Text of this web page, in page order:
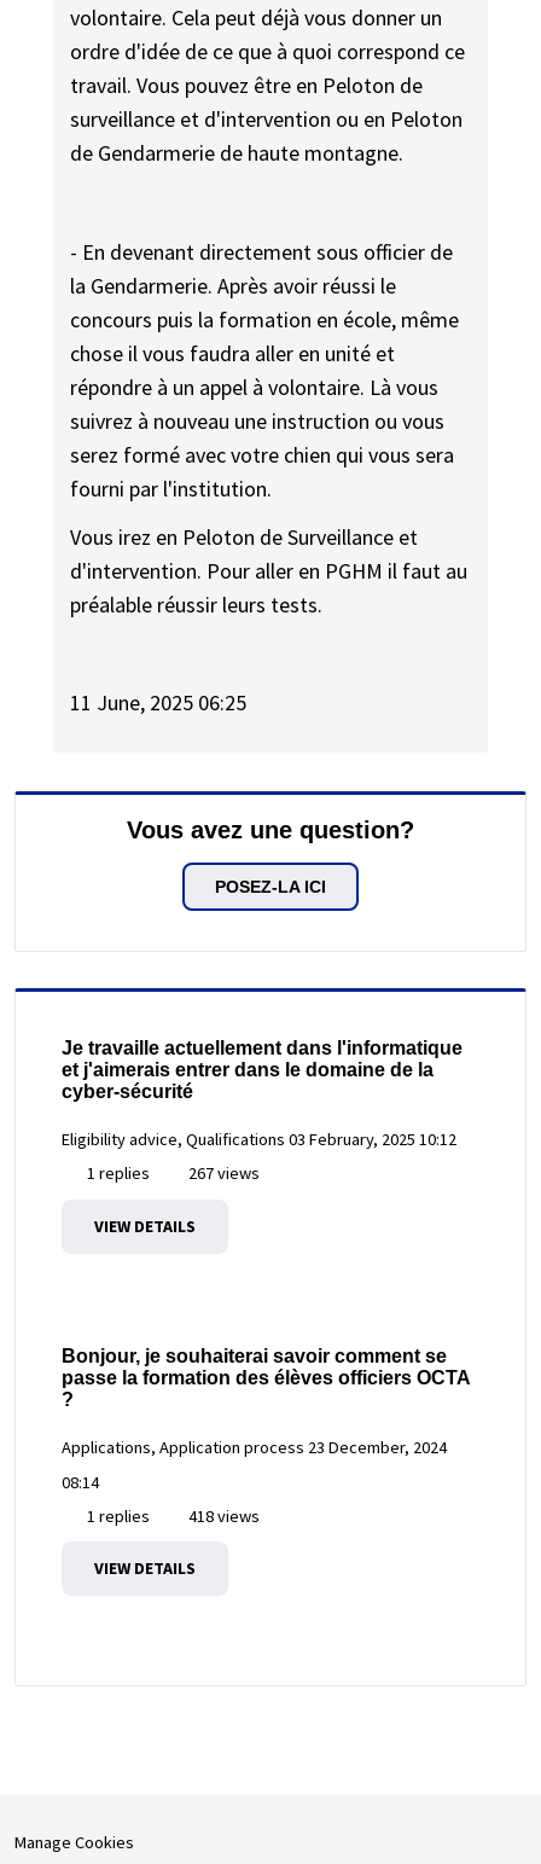
volontaire. Cela peut déjà vous donner un
ordre d'idée de ce que à quoi correspond ce
travail. Vous pouvez être en Peloton de
surveillance et d'intervention ou en Peloton
de Gendarmerie de haute montagne.
- En devenant directement sous officier de
la Gendarmerie. Après avoir réussi le
concours puis la formation en école, même
chose il vous faudra aller en unité et
répondre à un appel à volontaire. Là vous
suivrez à nouveau une instruction ou vous
serez formé avec votre chien qui vous sera
fourni par l'institution.
Vous irez en Peloton de Surveillance et
d'intervention. Pour aller en PGHM il faut au
préalable réussir leurs tests.
11 June, 2025 06:25
Vous avez une question?
POSEZ-LA ICI
Je travaille actuellement dans l'informatique
et j'aimerais entrer dans le domaine de la
cyber-sécurité
Eligibility advice, Qualifications 03 February, 2025 10:12
1 replies
267 views
VIEW DETAILS
Bonjour, je souhaiterai savoir comment se
passe la formation des élèves officiers OCTA
?
Applications, Application process 23 December, 2024
08:14
1 replies
418 views
VIEW DETAILS
Manage Cookies